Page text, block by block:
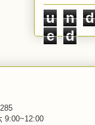
u n d
e
d
9:00~12:00